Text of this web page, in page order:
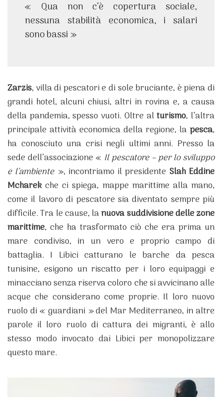
« Qua non c’è copertura sociale,
nessuna stabilità economica, i salari
sono bassi »
Zarzis, villa di pescatori e di sole bruciante, è piena di
grandi hotel, alcuni chiusi, altri in rovina e, a causa
della pandemia, spesso vuoti. Oltre alturismo, l’altra
principale attività economica della regione, la pesca,
ha conosciuto una crisi negli ultimi anni. Presso la
sede dell’associazione « Il pescatore – per lo sviluppo
e l’ambiente », incontriamo il presidente Slah Eddine
Mcharekche ci spiega, mappe marittime alla mano,
come il lavoro di pescatore sia diventato sempre più
difficile. Tra le cause, lanuova suddivisione delle zone
marittime, che ha trasformato ciò che era prima un
mare condiviso, in un vero e proprio campo di
battaglia. I Libici catturano le barche da pesca
tunisine, esigono un riscatto per i loro equipaggi e
minacciano senza riserva coloro che si avvicinano alle
acque che considerano come proprie. Il loro nuovo
ruolo di « guardiani » del Mar Mediterraneo, in altre
parole il loro ruolo di cattura dei migranti, è allo
stesso modo invocato dai Libici per monopolizzare
questo mare.